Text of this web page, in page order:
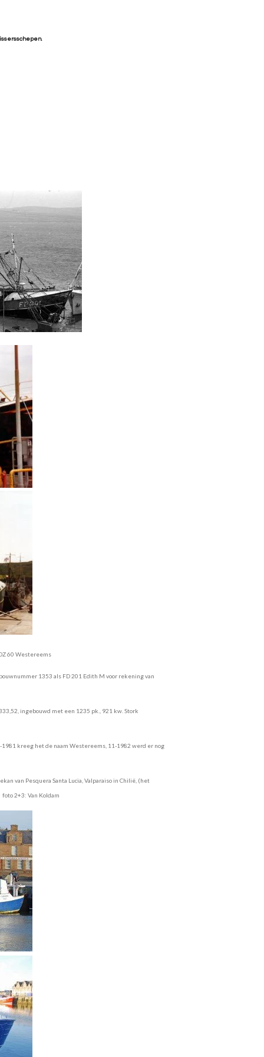
1353 als FD 201 Edith M voor rekeningvan
ingebouwd met een 1235 pk., 921 kw. Stork
1981 kreeg het de naam Westereems, 11-1982 werd er nog
van Pesquera Santa Lucia,Valparaiso in Chilië, (het
Van Koldam